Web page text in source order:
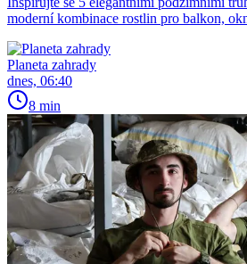
moderní kombinace rostlin pro balkon,
Planeta zahrady
dnes, 06:40
8 min